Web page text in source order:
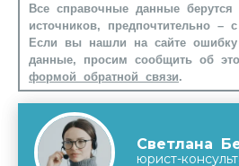
Все справочные данные берутся
источников, предпочтительно –
Если вы нашли на сайте ошибку
данные, просим сообщить об
формой обратной связи.